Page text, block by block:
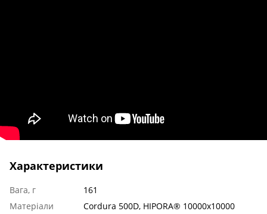
Характеристики
Вага, г
161
Матеріали
Cordura 500D, HIPORA® 10000x10000